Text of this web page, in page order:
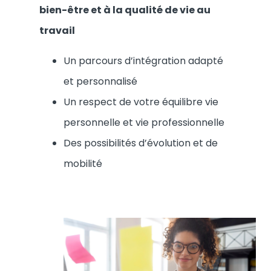
bien-être et à la qualité de vie au
travail
Un parcours d’intégration adapté
et personnalisé
Un respect de votre équilibre vie
personnelle et vie professionnelle
Des possibilités d’évolution et de
mobilité